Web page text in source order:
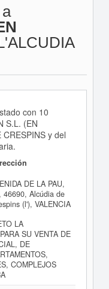
con 10
S.L. (EN
y del
DE LA PAU,
46690, Alcúdia de
(l'), VALENCIA
LA
SU VENTA DE
DE
COMPLEJOS